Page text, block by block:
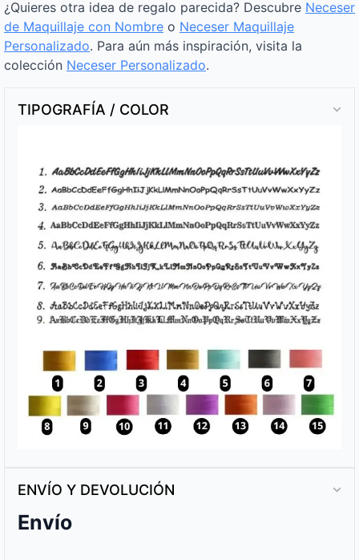
¿Quieres otra idea de regalo parecida? Descubre Neceser
de Maquillaje con Nombre o Neceser Maquillaje
Personalizado. Para aún más inspiración, visita la
colección Neceser Personalizado.
TIPOGRAFÍA / COLOR
ENVÍO Y DEVOLUCIÓN
Envío